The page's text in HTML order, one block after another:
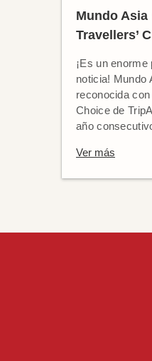
Mundo
Travellers’
¡Es un
noticia! Mundo
reconocida
Choice de
año
Ver más